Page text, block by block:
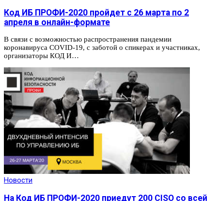
Код ИБ ПРОФИ-2020 пройдет с 26 марта по 2
апреля в онлайн-формате
В связи с возможностью распространения пандемии
коронавируса COVID-19, с заботой о спикерах и участниках,
организаторы КОД И…
Новости
На Код ИБ ПРОФИ-2020 приедут 200 CISO со всей